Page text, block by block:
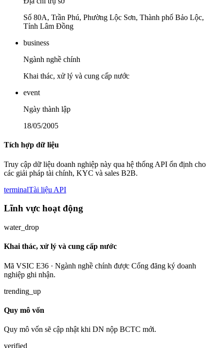
Số 80A, Trần Phú, Phường Lộc Sơn, Thành phố Bảo Lộc,
Tỉnh Lâm Đồng
business
Ngành nghề chính
Khai thác, xử lý và cung cấp nước
event
Ngày thành lập
18/05/2005
Tích hợp dữ liệu
Truy cập dữ liệu doanh nghiệp này qua hệ thống API ổn định cho
các giải pháp tài chính, KYC và sales B2B.
terminalTài liệu API
Lĩnh vực hoạt động
water_drop
Khai thác, xử lý và cung cấp nước
Mã VSIC E36 · Ngành nghề chính được Cổng đăng ký doanh
nghiệp ghi nhận.
trending_up
Quy mô vốn
Quy mô vốn sẽ cập nhật khi DN nộp BCTC mới.
verified